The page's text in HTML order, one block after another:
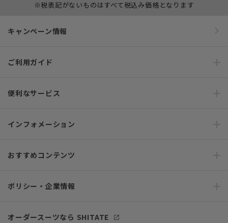
※税表記がないものはすべて税込み価格となります
キャンペーン情報
ご利用ガイド
便利なサービス
インフォメーション
おすすめコンテンツ
ポリシー・企業情報
オーダースーツなら SHITATE